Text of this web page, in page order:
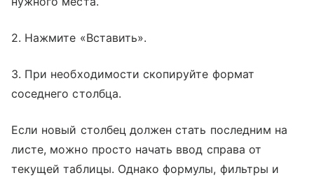
2. Нажмите «Вставить».
3. При необходимости скопируйте формат
соседнего столбца.
Если новый столбец должен стать последним на
листе, можно просто начать ввод справа от
текущей таблицы. Однако формулы, фильтры и